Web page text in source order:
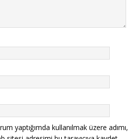
yaptığımda kullanılmak üzere adımı,